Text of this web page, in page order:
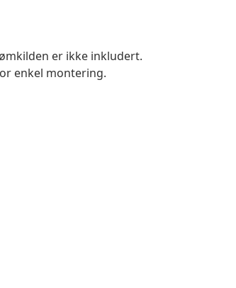
er ikke inkludert.
enkel montering.